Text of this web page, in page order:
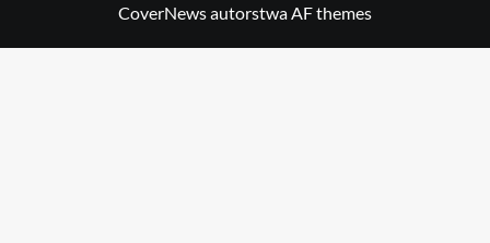
CoverNewsautorstwa AF themes